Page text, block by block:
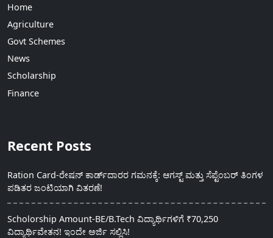
Home
Agriculture
Govt Schemes
News
Scholarship
Finance
Recent Posts
Ration Card-ರೇಷನ್ ಕಾರ್ಡ್‍ದಾರರ ಗಮನಕ್ಕೆ: ಆಗಸ್ಟ್ ಮತ್ತು ಸೆಪ್ಟೆಂಬರ್ ತಿಂಗಳ
ಪಡಿತರ ಜಂಟಿಯಾಗಿ ವಿತರಣೆ!
Scholorship Amount-BE/B.Tech ವಿದ್ಯಾರ್ಥಿಗಳಿಗೆ ₹70,250
ವಿದ್ಯಾರ್ಥಿವೇತನ! ಇಂದೇ ಅರ್ಜಿ ಸಲ್ಲಿಸಿ!